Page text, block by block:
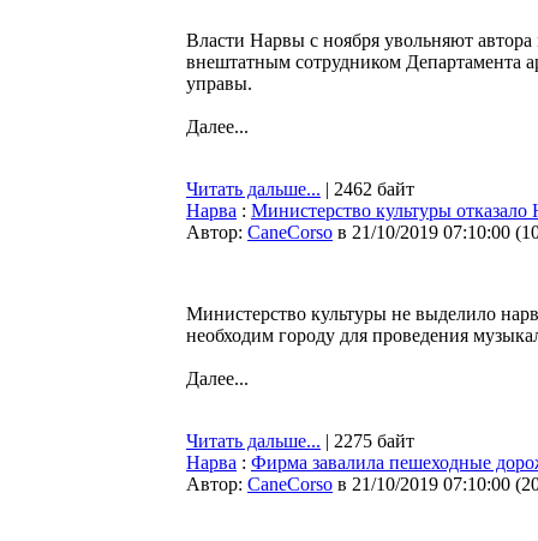
Власти Нарвы с ноября увольняют
внештатным сотрудником Департамента
управы.
Далее...
Читать дальше... | 2462 байт
Нарва : Министерство культуры отказало
Автор: CaneCorso в 21/10/2019 07:10:00 (
Министерство культуры не выделило
необходим городу для проведения
Далее...
Читать дальше... | 2275 байт
Нарва : Фирма завалила пешеходные
Автор: CaneCorso в 21/10/2019 07:10:00 (